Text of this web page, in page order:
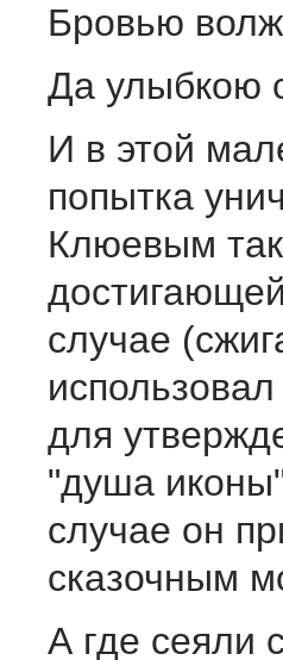
Бровью
Да улыбкою
И в этой
попытка
Клюевым
случае
для
"душа
случае он
сказочным
А где сеяли